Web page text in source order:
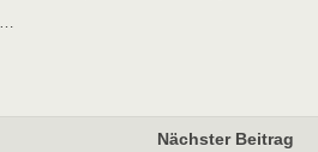
Nächster Beitrag